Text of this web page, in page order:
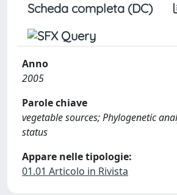
Scheda completa (DC)
Anno
2005
Parole chiave
vegetable sources; Phylogenetic
status
Appare nelle tipologie:
01.01 Articolo in Rivista